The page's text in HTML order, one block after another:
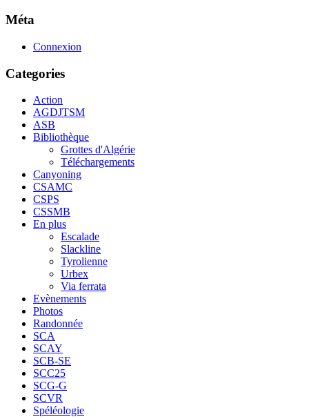
Méta
Connexion
Categories
Action
AGDJTSM
ASB
Bibliothèque
Grottes d'Algérie
Téléchargements
Canyoning
CSAMC
CSPS
CSSMB
En plus
Escalade
Slackline
Tyrolienne
Urbex
Via ferrata
Evènements
Photos
Randonnée
SCA
SCAY
SCB-SE
SCC25
SCG-G
SCVR
Spéléologie